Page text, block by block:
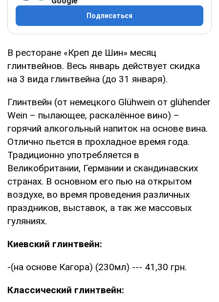
Подписаться
В ресторане «Креп де Шин» месяц
глинтвейнов. Весь январь действует скидка
на 3 вида глинтвейна (до 31 января).
Глинтвейн (от немецкого Glühwein от glühender
Wein – пылающее, раскалённое вино) –
горячий алкогольный напиток на основе вина.
Отлично пьется в прохладное время года.
Традиционно употребляется в
Великобритании, Германии и скандинавских
странах. В основном его пью на открытом
воздухе, во время проведения различных
праздников, выставок, а так же массовых
гуляниях.
Киевский глинтвейн:
-(на основе Кагора) (230мл) --- 41,30 грн.
Классический глинтвейн: